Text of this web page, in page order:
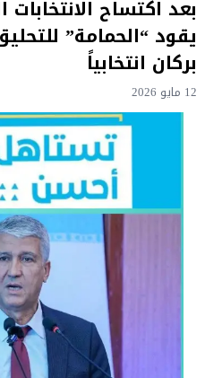
بعد اكتساح
يقود “الحمامة”
بركان انتخابياً
12 مايو 2026